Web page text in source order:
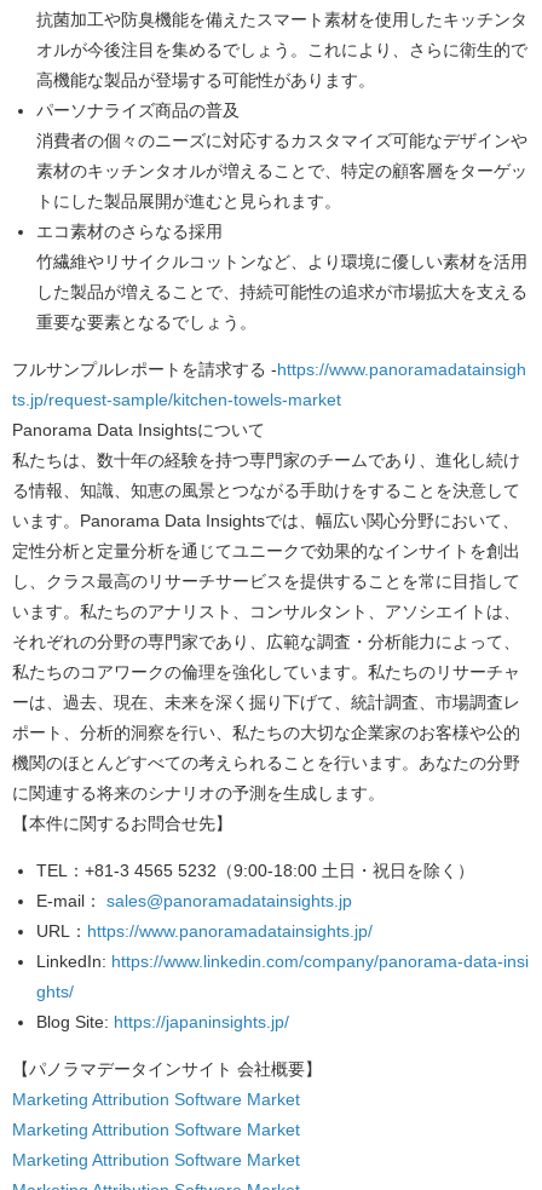
抗菌加工や防臭機能を備えたスマート素材を使用したキッチンタ
オルが今後注目を集めるでしょう。これにより、さらに衛生的で
高機能な製品が登場する可能性があります。
パーソナライズ商品の普及
消費者の個々のニーズに対応するカスタマイズ可能なデザインや
素材のキッチンタオルが増えることで、特定の顧客層をターゲッ
トにした製品展開が進むと見られます。
エコ素材のさらなる採用
竹繊維やリサイクルコットンなど、より環境に優しい素材を活用
した製品が増えることで、持続可能性の追求が市場拡大を支える
重要な要素となるでしょう。
フルサンプルレポートを請求する -https://www.panoramadatainsigh
ts.jp/request-sample/kitchen-towels-market
Panorama Data Insightsについて
私たちは、数十年の経験を持つ専門家のチームであり、進化し続け
る情報、知識、知恵の風景とつながる手助けをすることを決意して
います。Panorama Data Insightsでは、幅広い関心分野において、
定性分析と定量分析を通じてユニークで効果的なインサイトを創出
し、クラス最高のリサーチサービスを提供することを常に目指して
います。私たちのアナリスト、コンサルタント、アソシエイトは、
それぞれの分野の専門家であり、広範な調査・分析能力によって、
私たちのコアワークの倫理を強化しています。私たちのリサーチャ
ーは、過去、現在、未来を深く掘り下げて、統計調査、市場調査レ
ポート、分析的洞察を行い、私たちの大切な企業家のお客様や公的
機関のほとんどすべての考えられることを行います。あなたの分野
に関連する将来のシナリオの予測を生成します。
【本件に関するお問合せ先】
TEL
：+81-3 4565 5232（9:00-18:00 土日・祝日を除く）
E-mail ： sales@panoramadatainsights.jp
URL
： https://www.panoramadatainsights.jp/
LinkedIn: https://www.linkedin.com/company/panorama-data-insi
ghts/
Blog Site: https://japaninsights.jp/
【パノラマデータインサイト 会社概要】
Marketing Attribution Software Market
Marketing Attribution Software Market
Marketing Attribution Software Market